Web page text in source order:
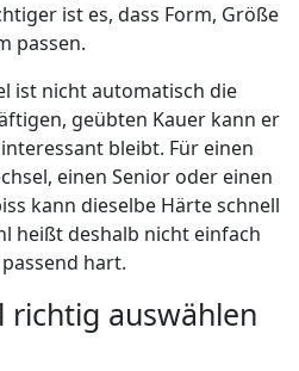
ist es, dass Form, Größe
passen.
ist nicht automatisch die
geübten Kauer kann er
bleibt. Für einen
einen Senior oder einen
kann dieselbe Härte schnell
heißt deshalb nicht einfach
hart.
richtig auswählen